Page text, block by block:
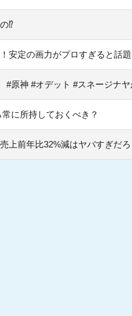
⁉
安定の画力がプロすぎると話
#原神 #オデット #スネージナ
に所持しておくべき？
上前年比32%減はヤバすぎだろ